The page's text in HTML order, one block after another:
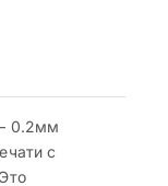
0.2мм
с